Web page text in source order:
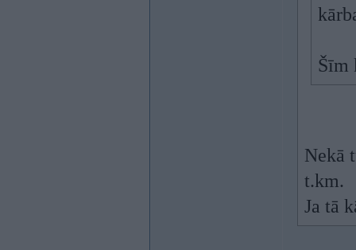
Šīm
Nekā
t.km.
Ja tā